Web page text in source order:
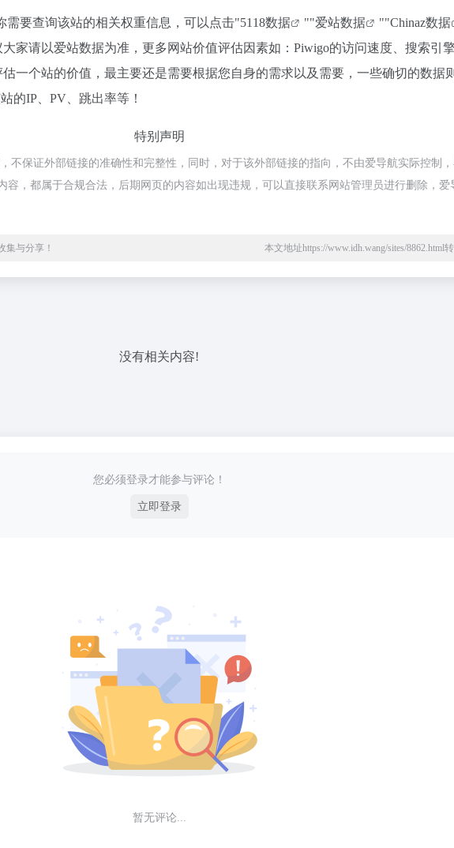
需要查询该站的相关权重信息，可以点击"5118数据 ""爱站数据 ""Chinaz数据
家请以爱站数据为准，更多网站价值评估因素如：Piwigo的访问速度、搜索引
一个站的价值，最主要还是需要根据您自身的需求以及需要，一些确切的数据
的IP、PV、跳出率等！
特别声明
不保证外部链接的准确性和完整性，同时，对于该外部链接的指向，不由爱导航实际控制，
容，都属于合规合法，后期网页的内容如出现违规，可以直接联系网站管理员进行删除，爱
集与分享！ 本文地址https://www.idh.wang/sites/8862.html
没有相关内容!
您必须登录才能参与评论！
立即登录
暂无评论...